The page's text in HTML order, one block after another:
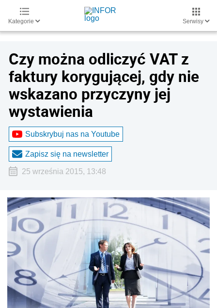
Kategorie Serwisy
Czy można odliczyć VAT z
faktury korygującej, gdy nie
wskazano przyczyny jej
wystawienia
Subskrybuj nas na Youtube
Zapisz się na newsletter
25 września 2015, 13:48